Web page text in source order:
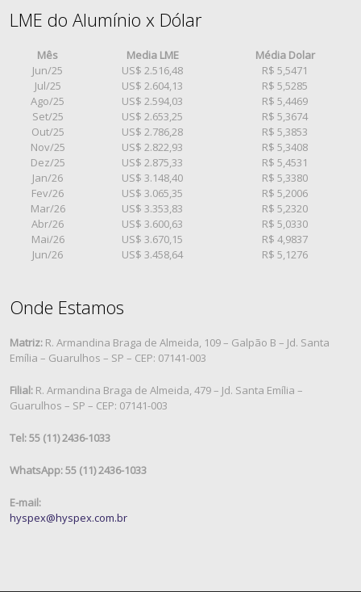
LME do Alumínio x Dólar
Mês Media LME
Média Dolar
Jun/25
US$ 2.516,48
R$ 5,5471
Jul/25
US$ 2.604,13
R$ 5,5285
Ago/25
US$ 2.594,03
R$ 5,4469
Set/25
US$ 2.653,25
R$ 5,3674
Out/25
US$ 2.786,28
R$ 5,3853
Nov/25
US$ 2.822,93
R$ 5,3408
Dez/25
US$ 2.875,33
R$ 5,4531
Jan/26
US$ 3.148,40
R$ 5,3380
Fev/26
US$ 3.065,35
R$ 5,2006
Mar/26
US$ 3.353,83
R$ 5,2320
Abr/26
US$ 3.600,63
R$ 5,0330
Mai/26
US$ 3.670,15
R$ 4,9837
Jun/26
US$ 3.458,64 R$ 5,1276
Onde Estamos
Matriz: R. Armandina Braga de Almeida, 109 – Galpão B – Jd. Santa
Emília – Guarulhos – SP – CEP: 07141-003
Filial: R. Armandina Braga de Almeida, 479 – Jd. Santa Emília –
Guarulhos – SP – CEP: 07141-003
Tel: 55 (11) 2436-1033
WhatsApp: 55 (11) 2436-1033
E-mail:
hyspex@hyspex.com.br